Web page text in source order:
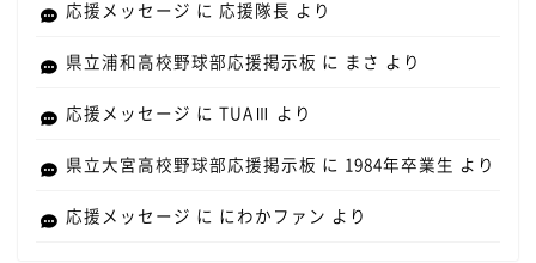
応援メッセージ に 応援隊長 より
県立浦和高校野球部応援掲示板 に まさ より
応援メッセージ に TUAⅢ より
県立大宮高校野球部応援掲示板 に 1984年卒業生 より
応援メッセージ に にわかファン より